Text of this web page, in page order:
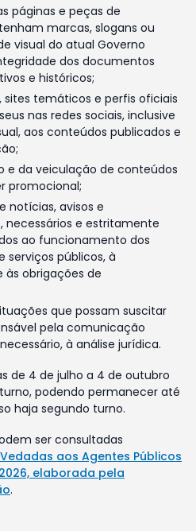
páginas e peças de
marcas, slogans ou
visual do atual Governo
dos documentos
e históricos;
sites temáticos e perfis oficiais
nas redes sociais, inclusive
aos conteúdos publicados e
e da veiculação de conteúdos
promocional;
notícias, avisos e
necessários e estritamente
ao funcionamento dos
serviços públicos, à
obrigações de
que possam suscitar
pela comunicação
à análise jurídica.
de 4 de julho a 4 de outubro
podendo permanecer até
haja segundo turno.
ser consultadas
aos Agentes Públicos
elaborada pela
.